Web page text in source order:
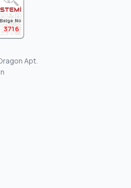
3716
Apt.